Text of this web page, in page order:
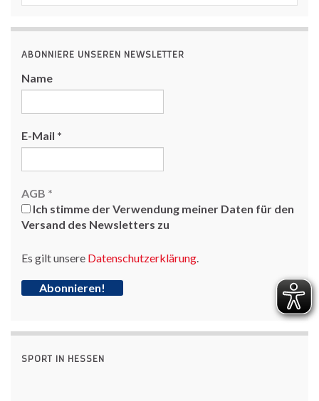
ABONNIERE UNSEREN NEWSLETTER
Name
E-Mail *
AGB *
Ich stimme der Verwendung meiner Daten für den
Versand des Newsletters zu
Es gilt unsere Datenschutzerklärung.
SPORT IN HESSEN